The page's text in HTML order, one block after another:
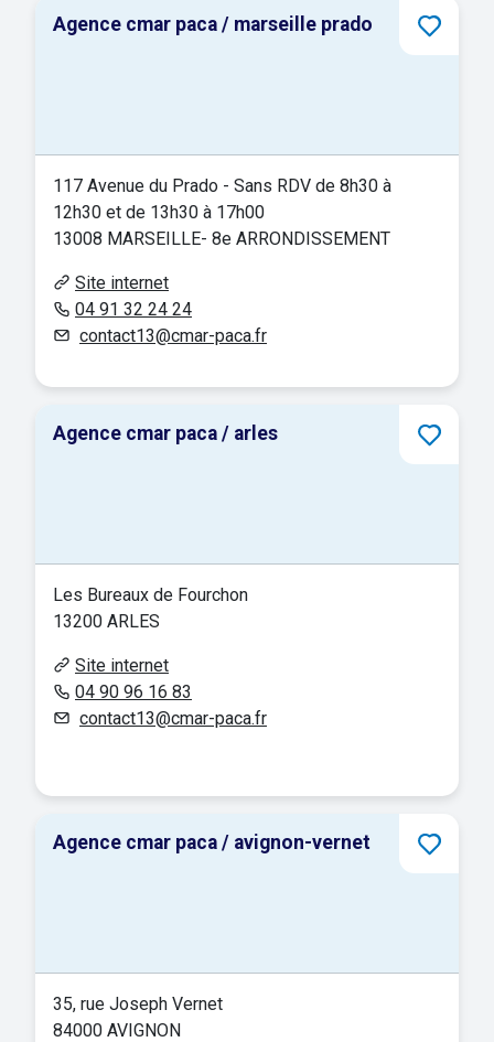
Agence cmar paca / marseille prado
117 Avenue du Prado - Sans RDV de 8h30 à
12h30 et de 13h30 à 17h00
13008 MARSEILLE- 8e ARRONDISSEMENT
Site internet
04 91 32 24 24
contact13@cmar-paca.fr
Agence cmar paca / arles
Les Bureaux de Fourchon
13200 ARLES
Site internet
04 90 96 16 83
contact13@cmar-paca.fr
Agence cmar paca / avignon-vernet
35, rue Joseph Vernet
84000 AVIGNON